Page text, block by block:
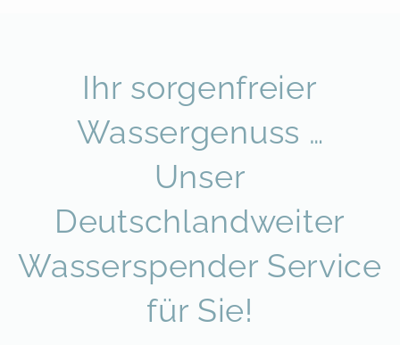
Ihr sorgenfreier
Wassergenuss …
Unser
Deutschlandweiter
Wasserspender Service
für Sie!